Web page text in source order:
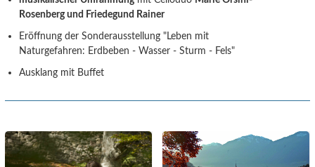
Rosenberg und Friedegund Rainer
Eröffnung der Sonderausstellung "Leben mit
Naturgefahren: Erdbeben - Wasser - Sturm - Fels"
Ausklang mit Buffet